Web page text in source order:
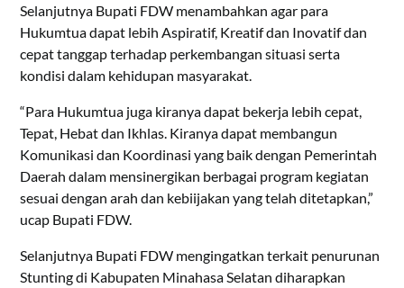
Selanjutnya Bupati FDW menambahkan agar para
Hukumtua dapat lebih Aspiratif, Kreatif dan Inovatif dan
cepat tanggap terhadap perkembangan situasi serta
kondisi dalam kehidupan masyarakat.
“Para Hukumtua juga kiranya dapat bekerja lebih cepat,
Tepat, Hebat dan Ikhlas. Kiranya dapat membangun
Komunikasi dan Koordinasi yang baik dengan Pemerintah
Daerah dalam mensinergikan berbagai program kegiatan
sesuai dengan arah dan kebiijakan yang telah ditetapkan,”
ucap Bupati FDW.
Selanjutnya Bupati FDW mengingatkan terkait penurunan
Stunting di Kabupaten Minahasa Selatan diharapkan